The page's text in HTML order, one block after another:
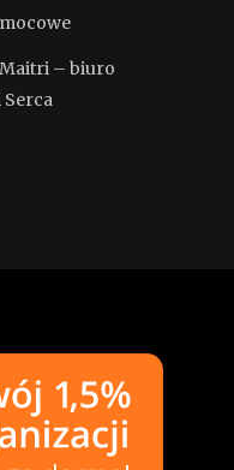
– biuro